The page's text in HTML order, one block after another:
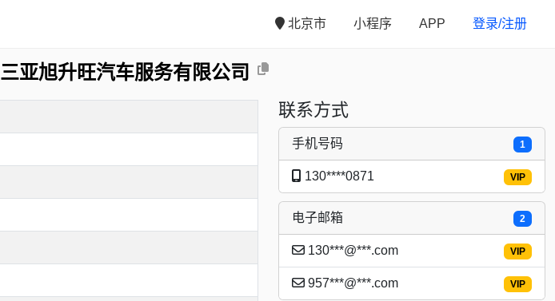
北京市 小程序 APP 登录/注册
三亚旭升旺汽车服务有限公司
联系方式
1
手机号码
VIP
130****0871
2
电子邮箱
VIP
130***@***.com
VIP
957***@***.com